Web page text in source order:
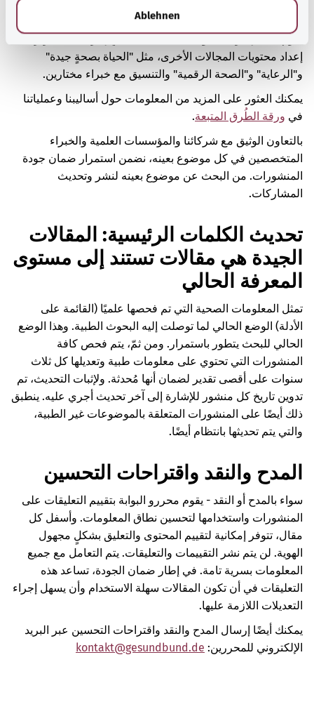
Ablehnen
نقوم أيضًا بإشراك المؤسسات المعتمدة في إجراءات التحرير عند
إعداد محتويات المجالات الأخرى، مثل "الحياة بصحةٍ جيدة"
و"الرعاية" و"الصحة الرقمية" والتنسيق مع خبراء مختارين.
يمكنك العثور على المزيد من المعلومات حول أساليبنا وعملياتنا
في ورقة الطُرق المتبعة.
بالتعاون الوثيق مع شركائنا والمؤسسات العلمية والخبراء
المتخصصين في كل موضوع بعينه، نضمن استمرار ضمان جودة
المنشورات. من البحث عن موضوع بعينه لنشر وتحديث
المشاركات.
تحديث الكلمات الرئيسية: المقالات
الجيدة هي مقالات تستند إلى مستوى
المعرفة الحالي
تمثل المعلومات الصحية التي تم فحصها علميًا (القائمة على
الأدلة) الوضع الحالي لما توصلت إليه البحوث الطبية. وهذا الوضع
الحالي للبحث يتطور باستمرار. ومن ثمّ، يتم فحص كافة
المنشورات التي تحتوي على معلومات طبية وتعديلها كل ثلاث
سنوات على أقصى تقدير لضمان أنها مُحدثة. ولإثبات التحديث، تم
تدوين تاريخ كل منشور للإشارة إلى آخر تحديث أجري عليه. ينطبق
ذلك أيضًا على المنشورات المتعلقة بالموضوعات غير الطبية،
والتي يتم تحديثها بانتظام أيضًا.
المدح والنقد واقتراحات التحسين
سواء بالمدح أو النقد - يقوم محررو البوابة بتقييم التعليقات على
المنشورات واستخدامها لتحسين نطاق المعلومات. وأسفل كل
مقال، تتوفر إمكانية لتقييم المحتوى والتعليق بشكلٍ مجهول
الهوية. لن يتم نشر التقييمات والتعليقات. يتم التعامل مع جميع
المعلومات بسرية تامة. في إطار ضمان الجودة، تساعد هذه
التعليقات في أن تكون المقالات سهلة الاستخدام وأن يسهل إجراء
التعديلات اللازمة عليها.
يمكنك أيضًا إرسال المدح والنقد واقتراحات التحسين عبر البريد
الإلكتروني للمحررين: kontakt@gesundbund.de